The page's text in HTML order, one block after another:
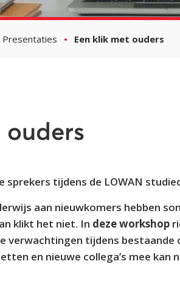
Presentaties Een klik met ouders
ouders
sprekers tijdens de LOWAN
aan nieuwkomers hebben
klikt het niet. In deze workshop
verwachtingen tijdens bestaande
en nieuwe collega’s mee kan